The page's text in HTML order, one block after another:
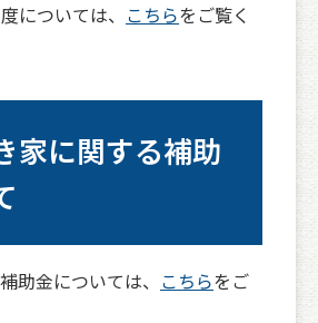
については、 こちらをご覧く
家に関する補助
助金については、 こちらをご